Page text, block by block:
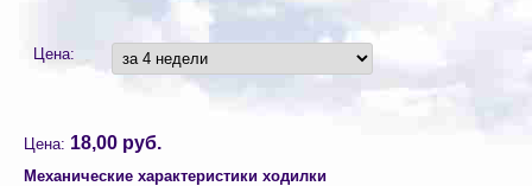
Цена:
Цена: 18,00 руб.
Механические характеристики ходилки